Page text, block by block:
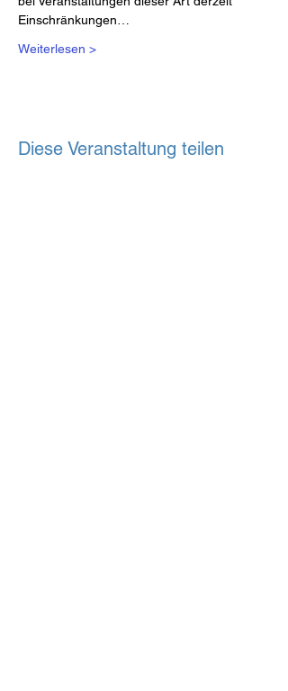
Einschränkungen…
Weiterlesen >
Diese Veranstaltung teilen